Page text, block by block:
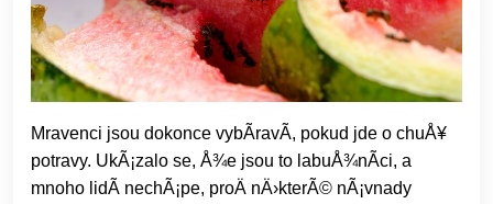
Mravenci jsou dokonce vybÃ­ravÃ­, pokud jde o chuÅ¥
potravy. UkÃ¡zalo se, Å¾e jsou to labuÅ¾nÃ­ci, a
mnoho lidÃ­ nechÃ¡pe, proÄ nÄ›kterÃ© nÃ¡vnady